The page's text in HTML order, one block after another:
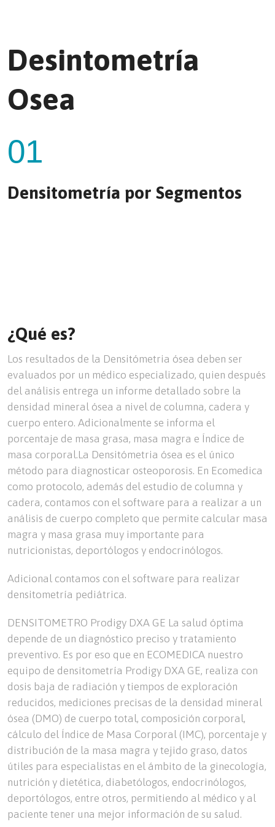
Desintometría
Osea
01
Densitometría por Segmentos
¿Qué es?
Los resultados de la Densitómetria ósea deben ser
evaluados por un médico especializado, quien después
del análisis entrega un informe detallado sobre la
densidad mineral ósea a nivel de columna, cadera y
cuerpo entero. Adicionalmente se informa el
porcentaje de masa grasa, masa magra e Índice de
masa corporal.La Densitómetria ósea es el único
método para diagnosticar osteoporosis. En Ecomedica
como protocolo, además del estudio de columna y
cadera, contamos con el software para a realizar a un
análisis de cuerpo completo que permite calcular masa
magra y masa grasa muy importante para
nutricionistas, deportólogos y endocrinólogos.
Adicional contamos con el software para realizar
densitometría pediátrica.
DENSITOMETRO Prodigy DXA GE La salud óptima
depende de un diagnóstico preciso y tratamiento
preventivo. Es por eso que en ECOMEDICA nuestro
equipo de densitometría Prodigy DXA GE, realiza con
dosis baja de radiación y tiempos de exploración
reducidos, mediciones precisas de la densidad mineral
ósea (DMO) de cuerpo total, composición corporal,
cálculo del Índice de Masa Corporal (IMC), porcentaje y
distribución de la masa magra y tejido graso, datos
útiles para especialistas en el ámbito de la ginecología,
nutrición y dietética, diabetólogos, endocrinólogos,
deportólogos, entre otros, permitiendo al médico y al
paciente tener una mejor información de su salud.